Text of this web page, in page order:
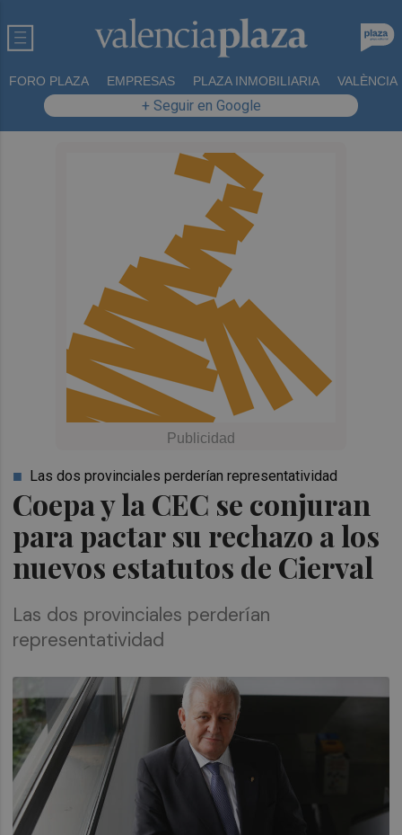
FORO PLAZA EMPRESAS PLAZA INMOBILIARIA VALÈNCIA
+ Seguir en Google
Coepa y la CEC se conjuran
para pactar su rechazo a los
nuevos estatutos de Cierval
Las dos provinciales perderían representatividad
Las dos provinciales perderían
representatividad